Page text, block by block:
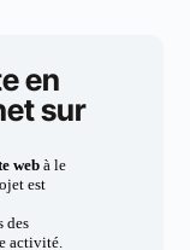
en
sur
webà le
est
des
activité.